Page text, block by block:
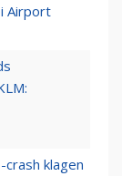
Airport
klagen